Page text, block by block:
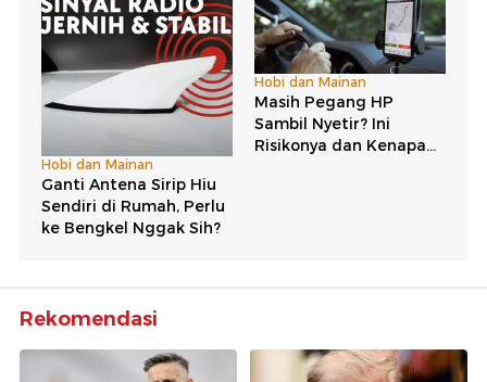
Rekomendasi